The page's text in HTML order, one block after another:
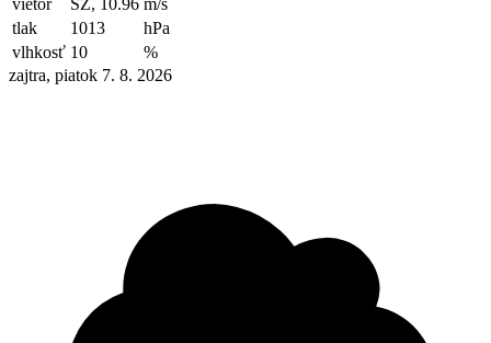
tlak
1013
hPa
vlhkosť 10
%
zajtra, piatok 7. 8. 2026